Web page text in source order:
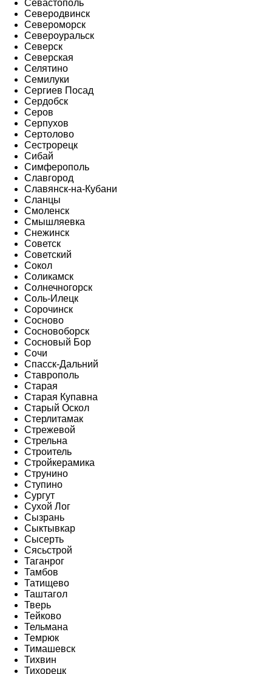
Севастополь
Северодвинск
Североморск
Североуральск
Северск
Северская
Селятино
Семилуки
Сергиев Посад
Сердобск
Серов
Серпухов
Сертолово
Сестрорецк
Сибай
Симферополь
Славгород
Славянск-на-Кубани
Сланцы
Смоленск
Смышляевка
Снежинск
Советск
Советский
Сокол
Соликамск
Солнечногорск
Соль-Илецк
Сорочинск
Сосново
Сосновоборск
Сосновый Бор
Сочи
Спасск-Дальний
Ставрополь
Старая
Старая Купавна
Старый Оскол
Стерлитамак
Стрежевой
Стрельна
Строитель
Стройкерамика
Струнино
Ступино
Сургут
Сухой Лог
Сызрань
Сыктывкар
Сысерть
Сясьстрой
Таганрог
Тамбов
Татищево
Таштагол
Тверь
Тейково
Тельмана
Темрюк
Тимашевск
Тихвин
Тихорецк